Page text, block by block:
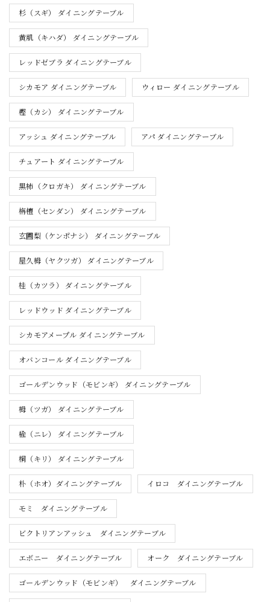
杉（スギ） ダイニングテーブル
黄肌（キハダ） ダイニングテーブル
レッドゼブラ ダイニングテーブル
シカモア ダイニングテーブル ウィロー ダイニングテーブル
樫（カシ） ダイニングテーブル
アッシュ ダイニングテーブル アパ ダイニングテーブル
チュアート ダイニングテーブル
黒柿（クロガキ） ダイニングテーブル
栴檀（センダン） ダイニングテーブル
玄圃梨（ケンポナシ） ダイニングテーブル
屋久栂（ヤクツガ） ダイニングテーブル
桂（カツラ） ダイニングテーブル
レッドウッド ダイニングテーブル
シカモアメープル ダイニングテーブル
オバンコール ダイニングテーブル
ゴールデンウッド（モビンギ） ダイニングテーブル
栂（ツガ） ダイニングテーブル
楡（ニレ） ダイニングテーブル
桐（キリ） ダイニングテーブル
朴（ホオ）ダイニングテーブル イロコ ダイニングテーブル
モミ ダイニングテーブル
ビクトリアンアッシュ ダイニングテーブル
エボニー ダイニングテーブル オーク ダイニングテーブル
ゴールデンウッド（モビンギ） ダイニングテーブル